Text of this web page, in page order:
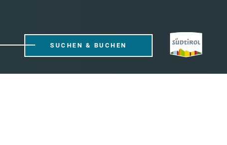
SUCHEN & BUCHEN